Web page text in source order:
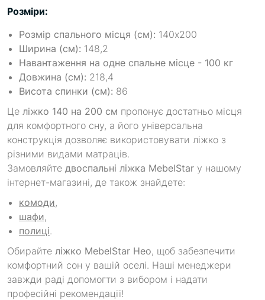
Розміри:
Розмір спального місця (см): 140x200
Ширина (см): 148,2
Навантаження на одне спальне місце - 100 кг
Довжина (см): 218,4
Висота спинки (см): 86
Це ліжко 140 на 200 см пропонує достатньо місця
для комфортного сну, а його універсальна
конструкція дозволяє використовувати ліжко з
різними видами матраців.
Замовляйте двоспальні ліжка MebelStar у нашому
інтернет-магазині, де також знайдете:
комоди,
шафи,
полиці.
Обирайте ліжко MebelStar Нео, щоб забезпечити
комфортний сон у вашій оселі. Наші менеджери
завжди раді допомогти з вибором і надати
професійні рекомендації!